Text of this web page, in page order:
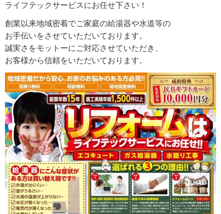
ライフテックサービスにお任せ下さい！
創業以来地域密着でご家庭の給湯器や水道等の
お手伝いをさせていただいております。
誠実さをモットーにご対応させていただき、
お客様から信頼をいただいております。